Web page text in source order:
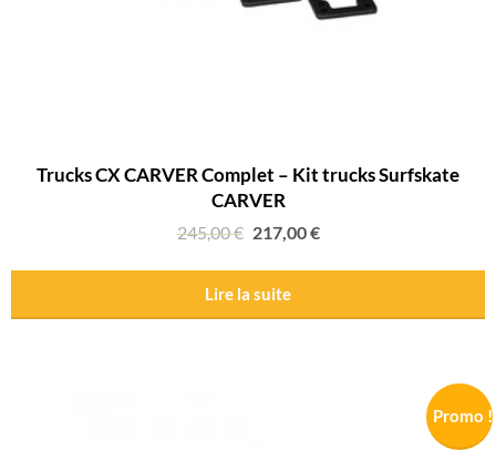
Trucks CX CARVER Complet – Kit trucks Surfskate
CARVER
245,00€ 217,00€
Lire la suite
Promo !